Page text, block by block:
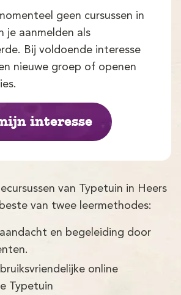
Aanmelden
geen cursussen in
je aanmelden als
Bij voldoende interesse
nieuwe groep of openen
interesse
van Typetuin in Heers
van twee leermethodes:
en begeleiding door
online
Typetuin